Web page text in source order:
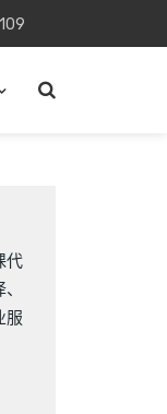
代
、
服